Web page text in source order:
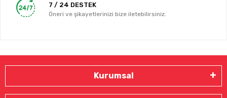
7 / 24 DESTEK
Öneri ve şikayetlerinizi bize iletebilirsiniz.
Kurumsal